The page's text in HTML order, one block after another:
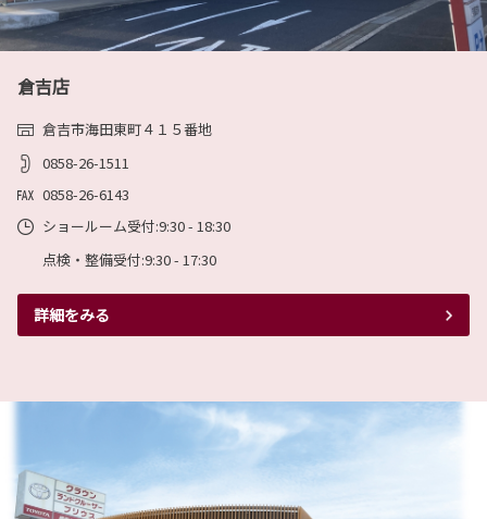
ング 特別仕様車 ACTIVE SPORTを60周年記念仕様にアップデートし、5月12日
に発売しました。
同時に、ローラ ツーリングを一部改良を行いました。
詳しくは下記リンクからご確認下さい。
詳しくはこちら
2026-05-12
カローラの特別仕様車 ACTIVE SPORT
を、60周年記念仕様にアップデート
TOYOTAは、本年10月20日に迎えるカローラシ
デートし、5月12日に発売しました。
同時に、カローラを一部改良を行いました。
詳しくは下記リンクからご確認下さい。
2023-02-15
鳥取トヨタの2023年度のカレンダーを公
開いたしました。
を公開いたします。基本定休日は毎週月曜日と
第１・第２・第３火曜日となります。（月によ
って異なる場合も有ります。）
データとして必要な方は下記リンクよりダウンロードして下さい。
2022-08-10
トヨタ自動車より 9月 生産計画について（8/10時点）
2022-08-01
倉吉店
倉吉市海田東町４１５番地
0858-26-1511
0858-26-6143
ショールーム受付:9:30 - 18:30
点検・整備受付:9:30 - 17:30
詳細をみる